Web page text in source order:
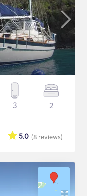
3 2
(8 reviews)
5.0